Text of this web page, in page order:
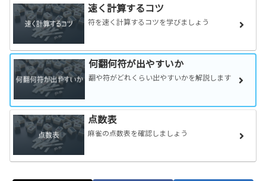
速く計算するコツ
符を速く計算するコツを学びましょう
何翻何符が出やすいか
翻や符がどれくらい出やすいかを解説します
点数表
麻雀の点数表を確認しましょう